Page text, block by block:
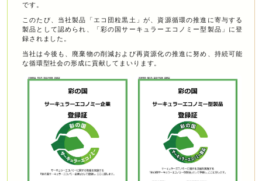
です。
このたび、当社製品「エコ団粒黒土」が、資源循環の推進に寄与する
製品として認められ、「彩の国サーキュラーエコノミー型製品」に登
録されました。
当社は今後も、廃棄物の削減および再資源化の推進に努め、持続可能
な循環型社会の形成に貢献してまいります。